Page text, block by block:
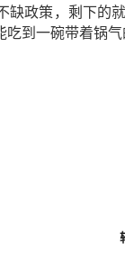
政策，剩下的
到一碗带着锅